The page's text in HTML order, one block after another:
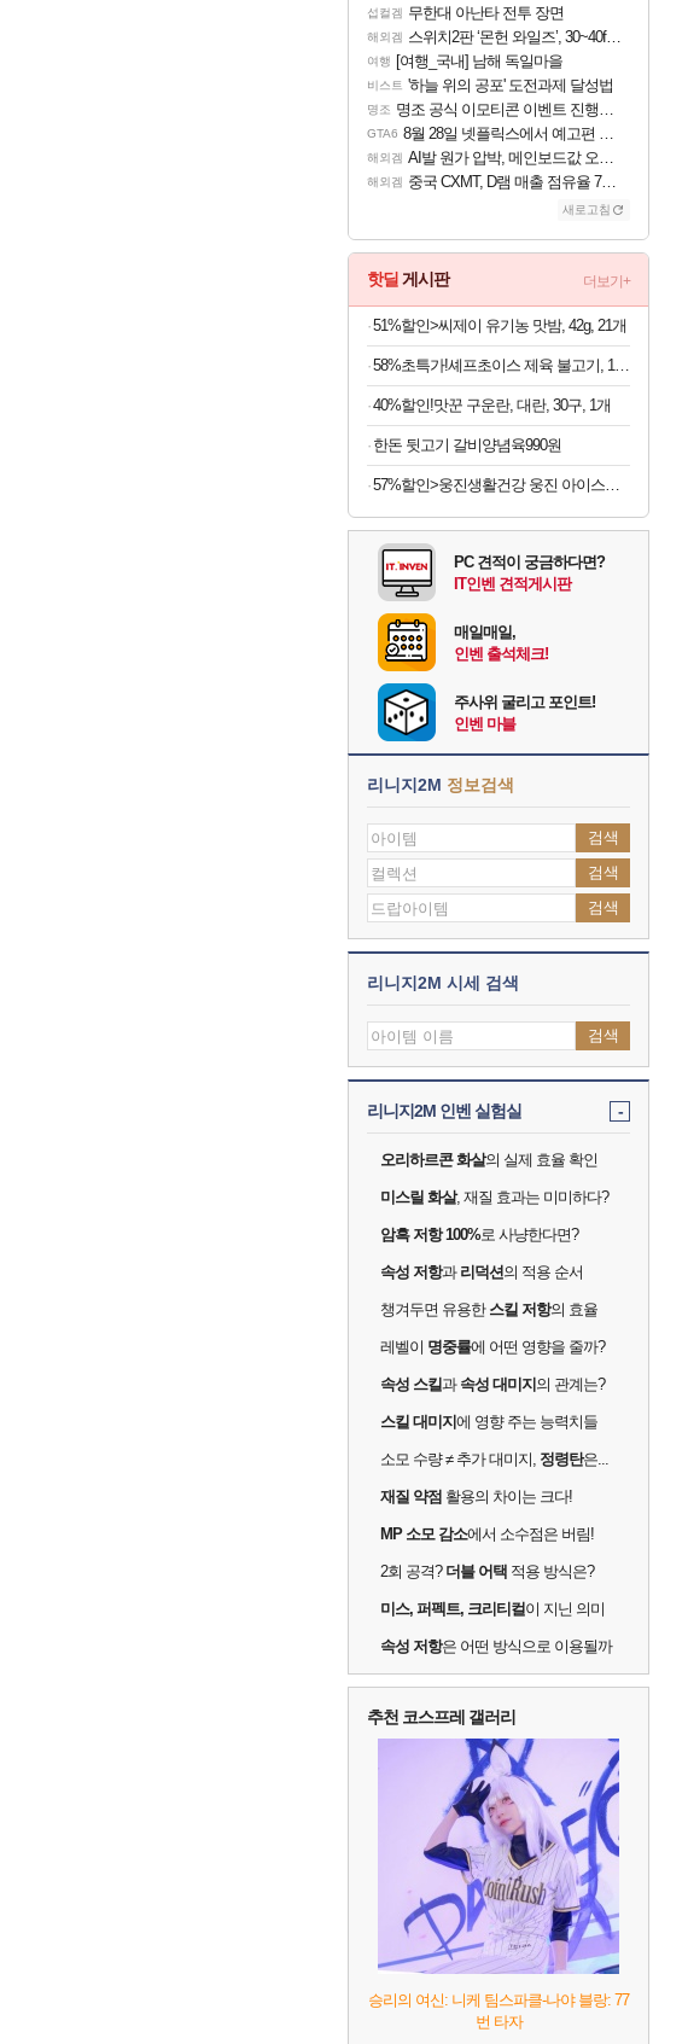
섭컬겜 무한대 아난타 전투 장면
해외겜 스위치2판 ‘몬헌 와일즈’, 30~40fps 목표 추정
여행 [여행_국내] 남해 독일마을
비스트 '하늘 위의 공포' 도전과제 달성법
명조 명조 공식 이모티콘 이벤트 진행해봤습니다! 참여부터 추첨까지????
GTA6 8월 28일 넷플릭스에서 예고편 공개 예정
해외겜 AI발 원가 압박, 메인보드값 오르나
해외겜 중국 CXMT, D램 매출 점유율 7%…글로벌 4위로 부상
새로고침
핫딜 게시판 더보기+
51%할인>씨제이 유기농 맛밤, 42g, 21개
58%초특가!셰프초이스 제육 불고기, 1.5kg, 1개
40%할인!맛꾼 구운란, 대란, 30구, 1개
한돈 뒷고기 갈비양념육990원
57%할인>웅진생활건강 웅진 아이스크림 메이커, 1개
PC 견적이 궁금하다면?
IT인벤 견적게시판
매일매일,
인벤 출석체크!
주사위 굴리고 포인트!
인벤 마블
리니지2M 정보검색
검색
검색
검색
리니지2M 시세 검색
검색
리니지2M 인벤 실험실 -
오리하르콘 화살의 실제 효율 확인
미스릴 화살, 재질 효과는 미미하다?
암흑 저항 100%로 사냥한다면?
속성 저항과 리덕션의 적용 순서
챙겨두면 유용한 스킬 저항의 효율
레벨이 명중률에 어떤 영향을 줄까?
속성 스킬과 속성 대미지 의 관계는?
스킬 대미지 에 영향 주는 능력치들
소모 수량 ≠ 추가 대미지, 정령탄은...
재질 약점 활용의 차이는 크다!
MP 소모 감소에서 소수점은 버림!
2회 공격? 더블 어택 적용 방식은?
미스, 퍼펙트, 크리티컬이 지닌 의미
속성 저항은 어떤 방식으로 이용될까
추천 코스프레 갤러리
승리의 여신: 니케 팀스파클-나야 블랑: 77
번 타자